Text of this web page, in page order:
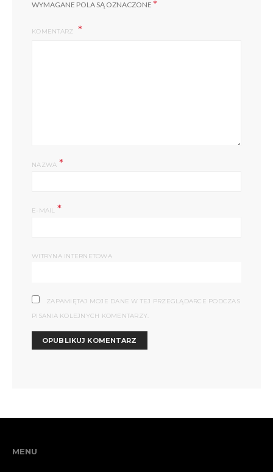
WYMAGANE POLA SĄ OZNACZONE *
KOMENTARZ
NAZWA *
E-MAIL *
WITRYNA INTERNETOWA
ZAPAMIĘTAJ MOJE DANE W TEJ PRZEGLĄDARCE PODCZAS
PISANIA KOLEJNYCH KOMENTARZY.
MENU